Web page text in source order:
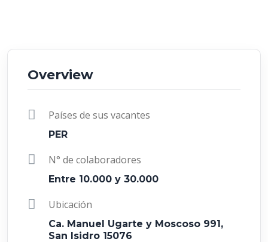
Overview
Países de sus vacantes
PER
N° de colaboradores
Entre 10.000 y 30.000
Ubicación
Ca. Manuel Ugarte y Moscoso 991,
San Isidro 15076